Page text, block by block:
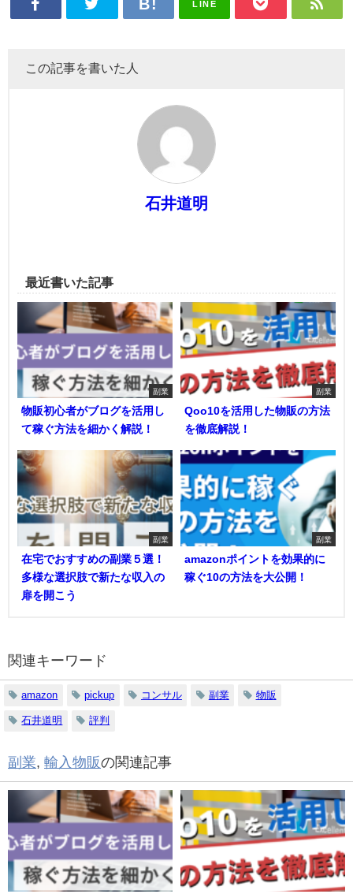
LINE
この記事を書いた人
石井道明
最近書いた記事
副業
物販初心者がブログを活用し
て稼ぐ方法を細かく解説！
副業
Qoo10を活用した物販の方法
を徹底解説！
副業
在宅でおすすめの副業５選！
多様な選択肢で新たな収入の
扉を開こう
副業
amazonポイントを効果的に
稼ぐ10の方法を大公開！
関連キーワード
amazon pickup コンサル 副業 物販
石井道明 評判
副業, 輸入物販の関連記事